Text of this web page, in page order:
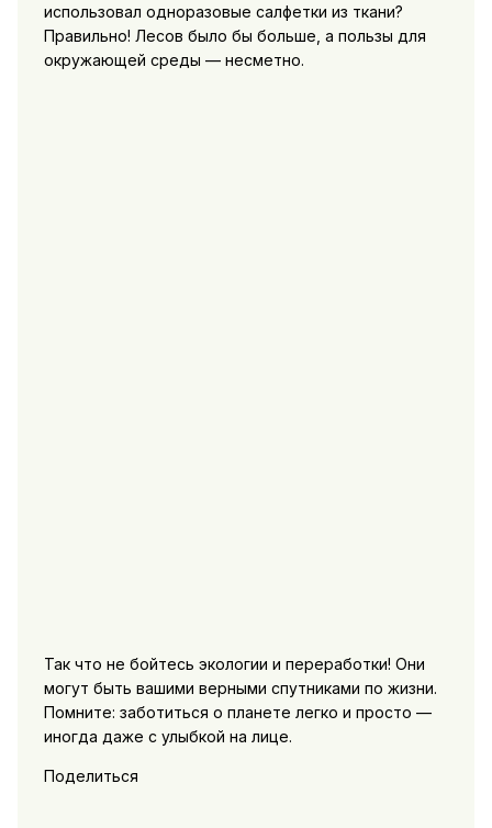
использовал одноразовые салфетки из ткани?
Правильно! Лесов было бы больше, а пользы для
окружающей среды — несметно.
Так что не бойтесь экологии и переработки! Они
могут быть вашими верными спутниками по жизни.
Помните: заботиться о планете легко и просто —
иногда даже с улыбкой на лице.
Поделиться